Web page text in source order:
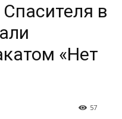
в
«Нет
57